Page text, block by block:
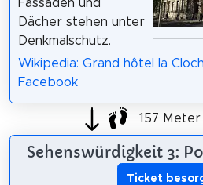
Fassaden und
Dächer stehen unter
Denkmalschutz.
Wikipedia: Grand hôtel la
Facebook
157
Sehenswürdigkeit 3:
Ticket